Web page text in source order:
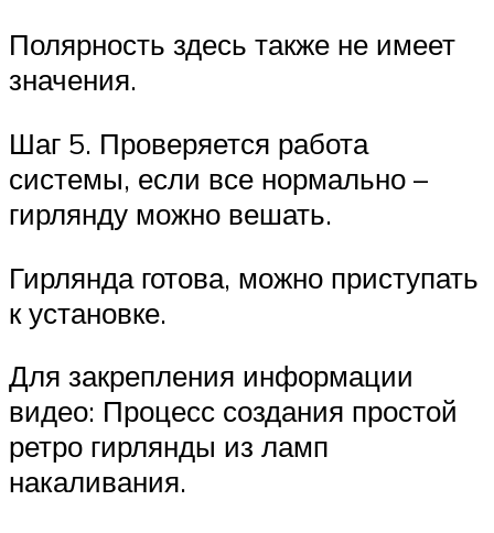
Полярность здесь также не имеет
значения.
Шаг 5. Проверяется работа
системы, если все нормально –
гирлянду можно вешать.
Гирлянда готова, можно приступать
к установке.
Для закрепления информации
видео: Процесс создания простой
ретро гирлянды из ламп
накаливания.